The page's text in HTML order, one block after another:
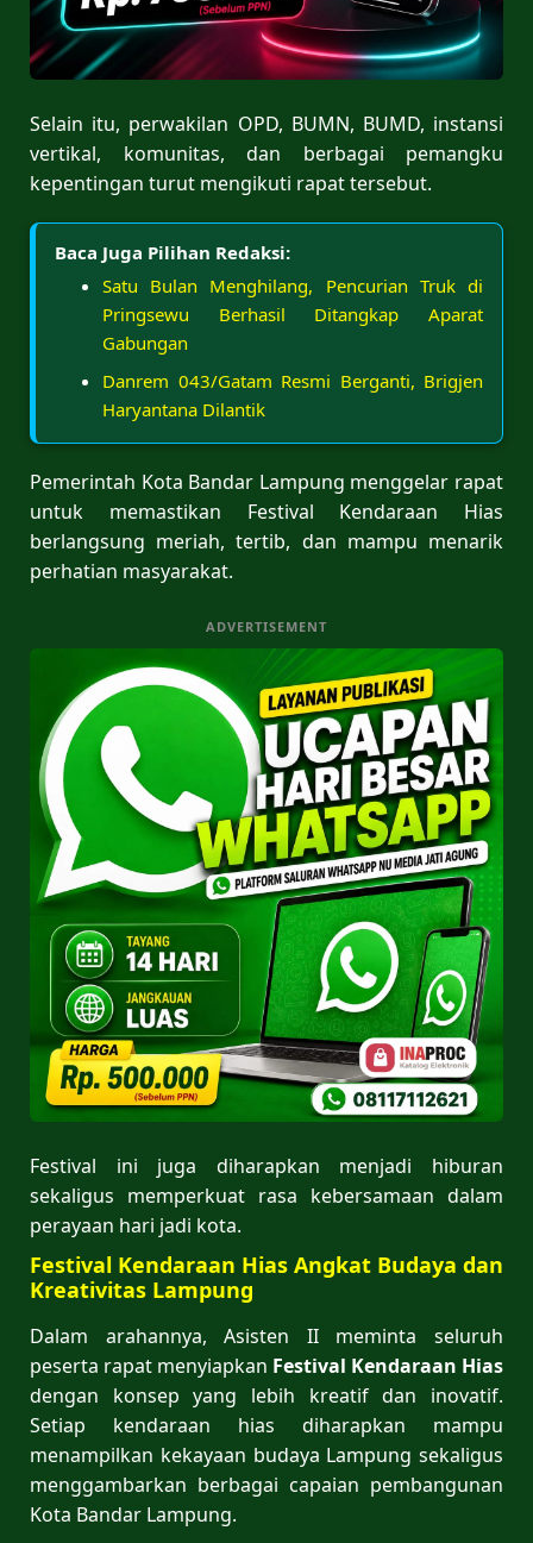
Selain itu, perwakilan OPD, BUMN, BUMD, instansi
vertikal, komunitas, dan berbagai pemangku
kepentingan turut mengikuti rapat tersebut.
Baca Juga Pilihan Redaksi:
Satu Bulan Menghilang, Pencurian Truk di
Pringsewu Berhasil Ditangkap Aparat
Gabungan
Danrem 043/Gatam Resmi Berganti, Brigjen
Haryantana Dilantik
Pemerintah Kota Bandar Lampung menggelar rapat
untuk memastikan Festival Kendaraan Hias
berlangsung meriah, tertib, dan mampu menarik
perhatian masyarakat.
ADVERTISEMENT
Festival ini juga diharapkan menjadi hiburan
sekaligus memperkuat rasa kebersamaan dalam
perayaan hari jadi kota.
Festival Kendaraan Hias Angkat Budaya dan
Kreativitas Lampung
Dalam arahannya, Asisten II meminta seluruh
peserta rapat menyiapkan Festival Kendaraan Hias
dengan konsep yang lebih kreatif dan inovatif.
Setiap kendaraan hias diharapkan mampu
menampilkan kekayaan budaya Lampung sekaligus
menggambarkan berbagai capaian pembangunan
Kota Bandar Lampung.